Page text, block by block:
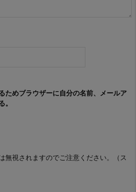
ためブラウザーに自分の名前、メールア
。
無視されますのでご注意ください。（ス